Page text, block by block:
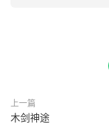
上一篇
木剑神途